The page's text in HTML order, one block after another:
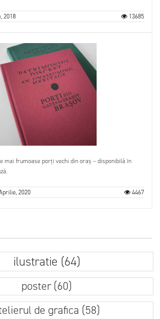
2018 13685
mai frumoase porți vechi din oraș – disponibilă în
2020 4467
ilustratie (64)
poster (60)
de grafica (58)